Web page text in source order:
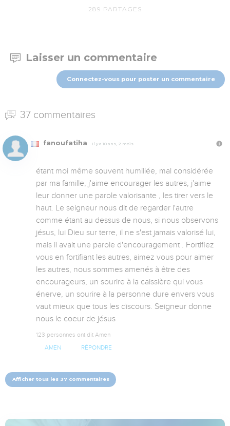
289 PARTAGES
Laisser un commentaire
Connectez-vous pour poster un commentaire
37 commentaires
fanoufatiha Il y a 10 ans, 2 mois
étant moi même souvent humiliée, mal considérée
par ma famille, j'aime encourager les autres, j'aime
leur donner une parole valorisante , les tirer vers le
haut. Le seigneur nous dit de regarder l'autre
comme étant au dessus de nous, si nous observons
jésus, lui Dieu sur terre, il ne s'est jamais valorisé lui,
mais il avait une parole d'encouragement . Fortifiez
vous en fortifiant les autres, aimez vous pour aimer
les autres, nous sommes amenés à être des
encourageurs, un sourire à la caissière qui vous
énerve, un sourire à la personne dure envers vous
vaut mieux que tous les discours. Seigneur donne
nous le coeur de jésus
123 personnes ont dit Amen
AMEN RÉPONDRE
Afficher tous les 37 commentaires